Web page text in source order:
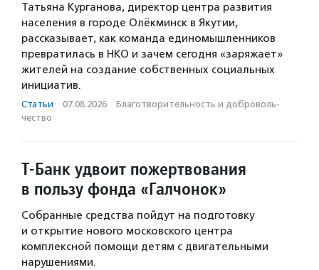
Татьяна Курганова, директор центра развития
населения в городе Олёкминск в Якутии,
рассказывает, как команда единомышленников
превратилась в НКО и зачем сегодня «заряжает»
жителей на создание собственных социальных
инициатив.
Статьи · 07.08.2026 · Благотвори­тель­ность и доброволь­
чест­во
Т-Банк удвоит пожертвования
в пользу фонда «Галчонок»
Собранные средства пойдут на подготовку
и открытие нового московского центра
комплексной помощи детям с двигательными
нарушениями.